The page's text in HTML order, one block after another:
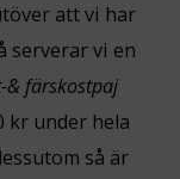
att vi har
serverar vi en
& färskostpaj
kr under hela
så är